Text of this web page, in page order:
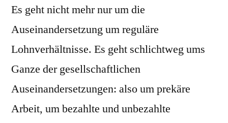
Es geht nicht mehr nur um die
Auseinandersetzung um reguläre
Lohnverhältnisse. Es geht schlichtweg ums
Ganze der gesellschaftlichen
Auseinandersetzungen: also um prekäre
Arbeit, um bezahlte und unbezahlte